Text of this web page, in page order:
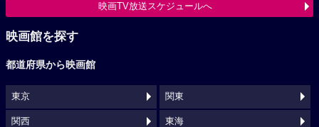
映画TV放送スケジュールへ
映画館を探す
都道府県から映画館
東京 関東
関西 東海